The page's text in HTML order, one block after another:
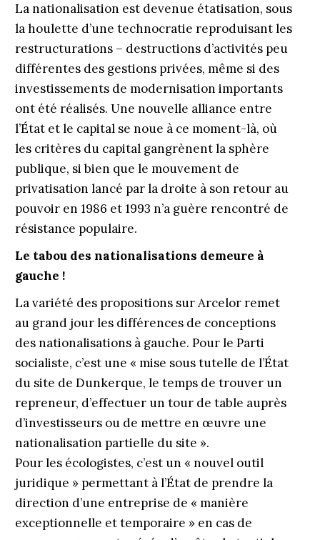
La nationalisation est devenue étatisation, sous
la houlette d’une technocratie reproduisant les
restructurations – destructions d’activités peu
différentes des gestions privées, même si des
investissements de modernisation importants
ont été réalisés. Une nouvelle alliance entre
l’État et le capital se noue à ce moment-là, où
les critères du capital gangrènent la sphère
publique, si bien que le mouvement de
privatisation lancé par la droite à son retour au
pouvoir en 1986 et 1993 n’a guère rencontré de
résistance populaire.
Le tabou des nationalisations demeure à
gauche !
La variété des propositions sur Arcelor remet
au grand jour les différences de conceptions
des nationalisations à gauche. Pour le Parti
socialiste, c’est une « mise sous tutelle de l’État
du site de Dunkerque, le temps de trouver un
repreneur, d’effectuer un tour de table auprès
d’investisseurs ou de mettre en œuvre une
nationalisation partielle du site ».
Pour les écologistes, c’est un « nouvel outil
juridique » permettant à l’État de prendre la
direction d’une entreprise de « manière
exceptionnelle et temporaire » en cas de